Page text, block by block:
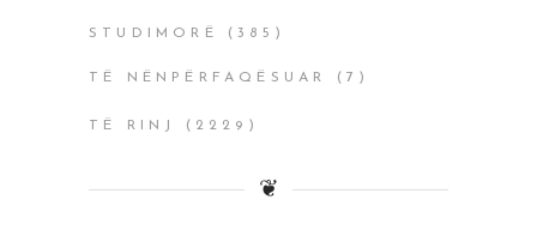
STUDIMORË (385)
TË NËNPËRFAQËSUAR (7)
TË RINJ (2229)
❦